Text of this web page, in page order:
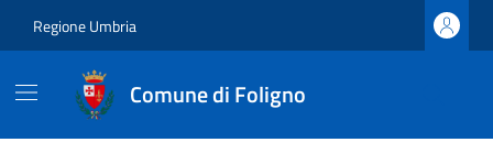
Regione Umbria
Comune di Foligno